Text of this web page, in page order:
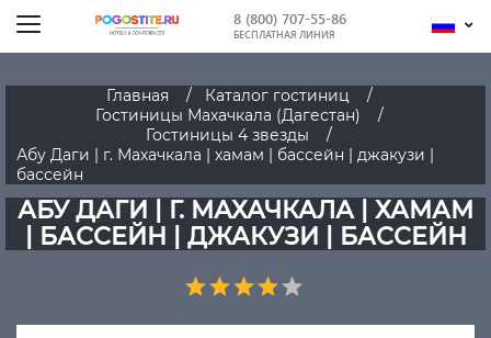
8 (800) 707-55-86
БЕСПЛАТНАЯ ЛИНИЯ
Главная
Каталог гостиниц
Гостиницы Махачкала (Дагестан)
Гостиницы 4 звезды
Абу Даги | г. Махачкала | хамам | бассейн | джакузи |
бассейн
АБУ ДАГИ | Г. МАХАЧКАЛА | ХАМАМ
| БАССЕЙН | ДЖАКУЗИ | БАССЕЙН